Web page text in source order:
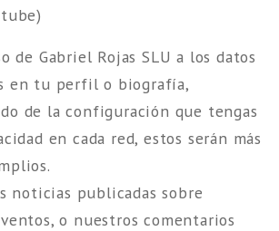
de Gabriel Rojas SLU a los datos
en tu perfil o biografía,
de la configuración que tengas
en cada red, estos serán más
noticias publicadas sobre
o nuestros comentarios